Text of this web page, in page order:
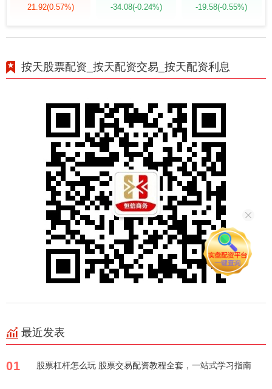
21.92(0.57%) -34.08(-0.24%) -19.58(-0.55%)
按天股票配资_按天配资交易_按天配资利息
最近发表
01 股票杠杆怎么玩 股票交易配资教程全套，一站式学习指南